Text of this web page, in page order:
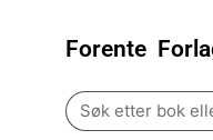
Forente
Search
for: